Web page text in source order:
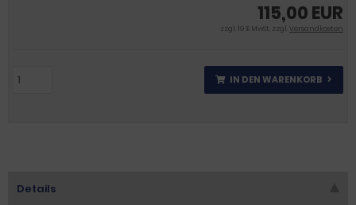
115,00 EUR
zzgl. 19 % MwSt. zzgl.Versandkosten
IN DEN WARENKORB
Details